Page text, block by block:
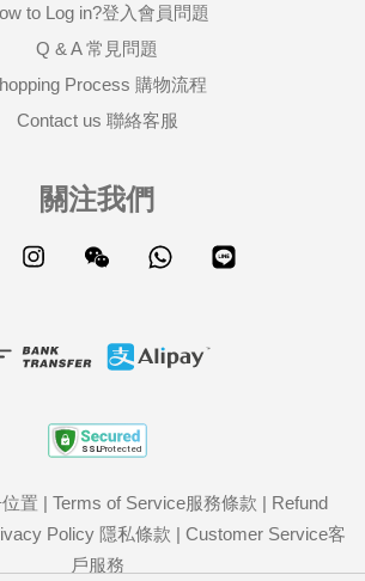
to Log in?登入會員問題
Q & A 常見問題
Process 購物流程
Contact us 聯絡客服
關注我們
Instagram Wechat Whatsapp
置 | Terms of Service服務條款 | Refund
Policy 隱私條款 | Customer Service客
戶服務